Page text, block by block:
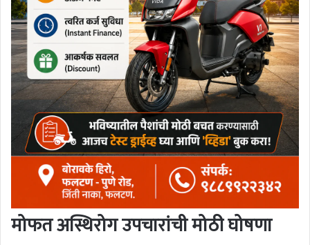
मोफत अस्थिरोग उपचारांची मोठी घोषणा